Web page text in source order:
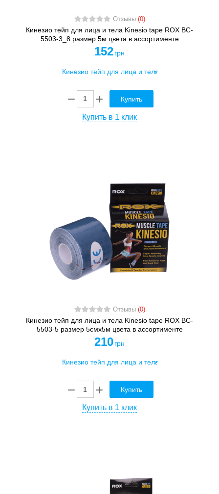
Отзывы (0)
Кинезио тейп для лица и тела Kinesio tape ROX BC-
5503-3_8 размер 5м цвета в ассортименте
152 грн
Купить
Купить в 1 клик
Отзывы (0)
Кинезио тейп для лица и тела Kinesio tape ROX BC-
5503-5 размер 5смх5м цвета в ассортименте
210 грн
Купить
Купить в 1 клик